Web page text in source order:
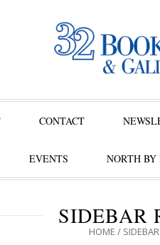
CONTACT
EVENTS NORTH BY
SIDEBAR
HOME /